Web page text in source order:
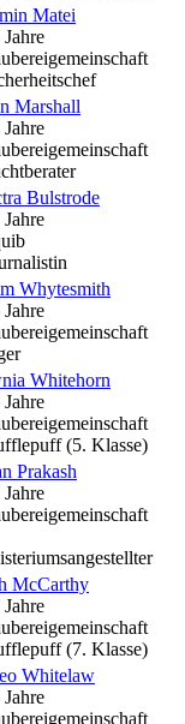
Matei
Jahre
Marshall
Jahre
Bulstrode
Jahre
Whytesmith
Jahre
Whitehorn
Jahre
(5. Klasse)
Prakash
Jahre
McCarthy
Jahre
(7. Klasse)
Whitelaw
Jahre